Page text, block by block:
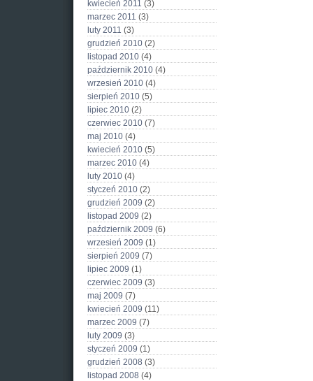
kwiecień 2011 (3)
marzec 2011 (3)
luty 2011 (3)
grudzień 2010 (2)
listopad 2010 (4)
październik 2010 (4)
wrzesień 2010 (4)
sierpień 2010 (5)
lipiec 2010 (2)
czerwiec 2010 (7)
maj 2010 (4)
kwiecień 2010 (5)
marzec 2010 (4)
luty 2010 (4)
styczeń 2010 (2)
grudzień 2009 (2)
listopad 2009 (2)
październik 2009 (6)
wrzesień 2009 (1)
sierpień 2009 (7)
lipiec 2009 (1)
czerwiec 2009 (3)
maj 2009 (7)
kwiecień 2009 (11)
marzec 2009 (7)
luty 2009 (3)
styczeń 2009 (1)
grudzień 2008 (3)
listopad 2008 (4)